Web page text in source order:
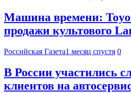
Машина времени:
продажи культового
Российская Газета1 месяц спустя 0
В России участились
клиентов на